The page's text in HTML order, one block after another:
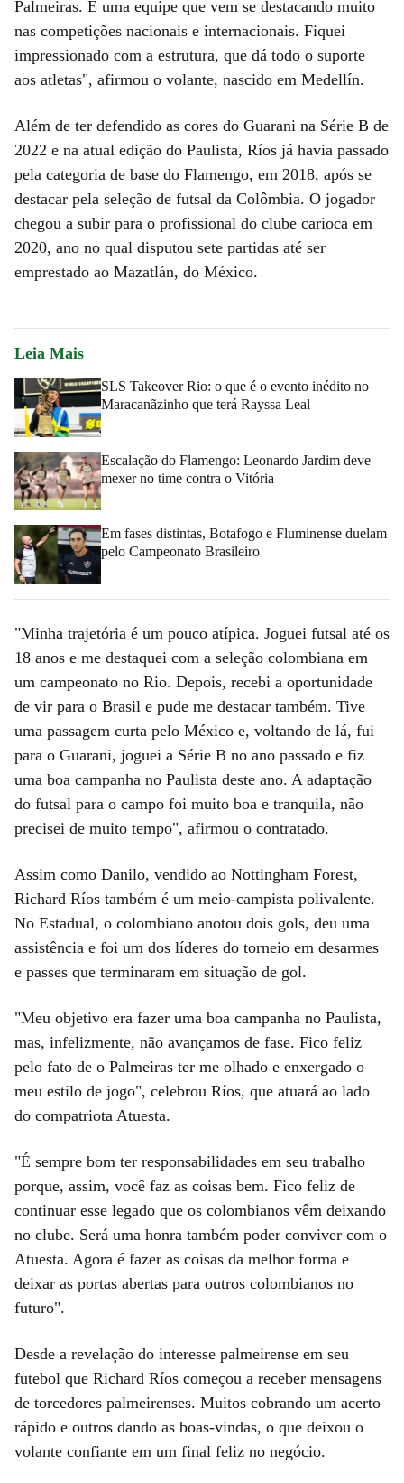
Palmeiras. É uma equipe que vem se destacando muito
nas competições nacionais e internacionais. Fiquei
impressionado com a estrutura, que dá todo o suporte
aos atletas", afirmou o volante, nascido em Medellín.
Além de ter defendido as cores do Guarani na Série B de
2022 e na atual edição do Paulista, Ríos já havia passado
pela categoria de base do Flamengo, em 2018, após se
destacar pela seleção de futsal da Colômbia. O jogador
chegou a subir para o profissional do clube carioca em
2020, ano no qual disputou sete partidas até ser
emprestado ao Mazatlán, do México.
Leia Mais
SLS Takeover Rio: o que é o evento inédito no
Maracanãzinho que terá Rayssa Leal
Escalação do Flamengo: Leonardo Jardim deve
mexer no time contra o Vitória
Em fases distintas, Botafogo e Fluminense duelam
pelo Campeonato Brasileiro
"Minha trajetória é um pouco atípica. Joguei futsal até os
18 anos e me destaquei com a seleção colombiana em
um campeonato no Rio. Depois, recebi a oportunidade
de vir para o Brasil e pude me destacar também. Tive
uma passagem curta pelo México e, voltando de lá, fui
para o Guarani, joguei a Série B no ano passado e fiz
uma boa campanha no Paulista deste ano. A adaptação
do futsal para o campo foi muito boa e tranquila, não
precisei de muito tempo", afirmou o contratado.
Assim como Danilo, vendido ao Nottingham Forest,
Richard Ríos também é um meio-campista polivalente.
No Estadual, o colombiano anotou dois gols, deu uma
assistência e foi um dos líderes do torneio em desarmes
e passes que terminaram em situação de gol.
"Meu objetivo era fazer uma boa campanha no Paulista,
mas, infelizmente, não avançamos de fase. Fico feliz
pelo fato de o Palmeiras ter me olhado e enxergado o
meu estilo de jogo", celebrou Ríos, que atuará ao lado
do compatriota Atuesta.
"É sempre bom ter responsabilidades em seu trabalho
porque, assim, você faz as coisas bem. Fico feliz de
continuar esse legado que os colombianos vêm deixando
no clube. Será uma honra também poder conviver com o
Atuesta. Agora é fazer as coisas da melhor forma e
deixar as portas abertas para outros colombianos no
futuro".
Desde a revelação do interesse palmeirense em seu
futebol que Richard Ríos começou a receber mensagens
de torcedores palmeirenses. Muitos cobrando um acerto
rápido e outros dando as boas-vindas, o que deixou o
volante confiante em um final feliz no negócio.